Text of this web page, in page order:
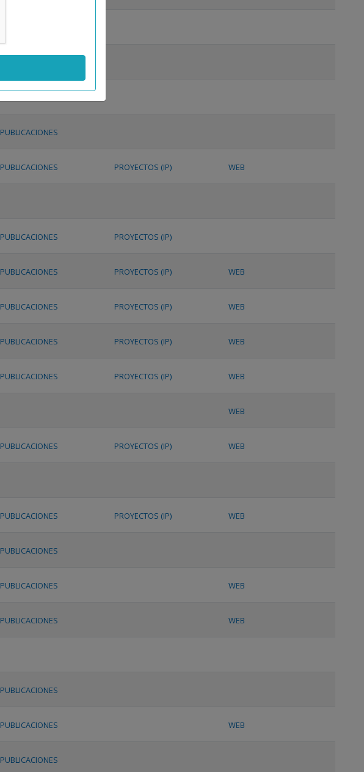
PUBLICACIONES
PUBLICACIONES PROYECTOS (IP) WEB
PUBLICACIONES PROYECTOS (IP)
PUBLICACIONES PROYECTOS (IP) WEB
PUBLICACIONES PROYECTOS (IP) WEB
PUBLICACIONES PROYECTOS (IP) WEB
PUBLICACIONES PROYECTOS (IP) WEB
WEB
PUBLICACIONES PROYECTOS (IP) WEB
PUBLICACIONES PROYECTOS (IP) WEB
PUBLICACIONES
PUBLICACIONES WEB
PUBLICACIONES WEB
PUBLICACIONES
PUBLICACIONES WEB
PUBLICACIONES